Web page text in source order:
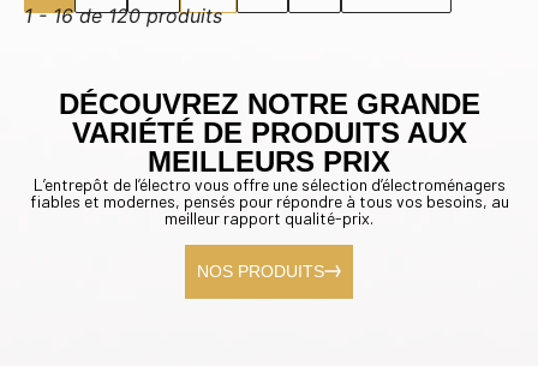
1 - 16 de 120 produits
DÉCOUVREZ NOTRE GRANDE
VARIÉTÉ DE PRODUITS AUX
MEILLEURS PRIX
L’entrepôt de l’électro vous offre une sélection d’électroménagers
fiables et modernes, pensés pour répondre à tous vos besoins, au
meilleur rapport qualité-prix.
NOS PRODUITS